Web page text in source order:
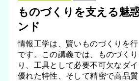
ものづくりを支える魅
ンド
情報工学は、賢いものづくりを
です。この講義では、ものづく
り、工具として必要不可欠なダ
優れた特性、そして精密で高品